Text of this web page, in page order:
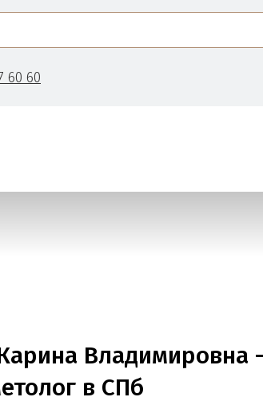
60 60
Владимировна
в СПб